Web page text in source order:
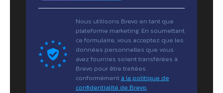
Nous utilisons Brevo en tant que
plateforme marketing. En soumettant
ce formulaire, vous acceptez que les
données personnelles que vous
avez fournies soient transférées à
Brevo pour être traitées
conformément à la politique de
confidentialité de Brevo.